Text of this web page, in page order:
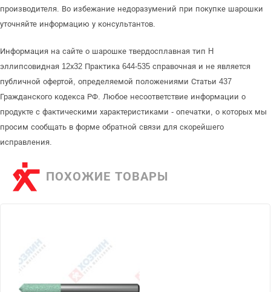
производителя. Во избежание недоразумений при покупке шарошки
уточняйте информацию у консультантов.
Информация на сайте о шарошке твердосплавная тип H
эллипсовидная 12х32 Практика 644-535 справочная и не является
публичной офертой, определяемой положениями Статьи 437
Гражданского кодекса РФ. Любое несоответствие информации о
продукте с фактическими характеристиками - опечатки, о которых мы
просим сообщать в форме обратной связи для скорейшего
исправления.
ПОХОЖИЕ ТОВАРЫ